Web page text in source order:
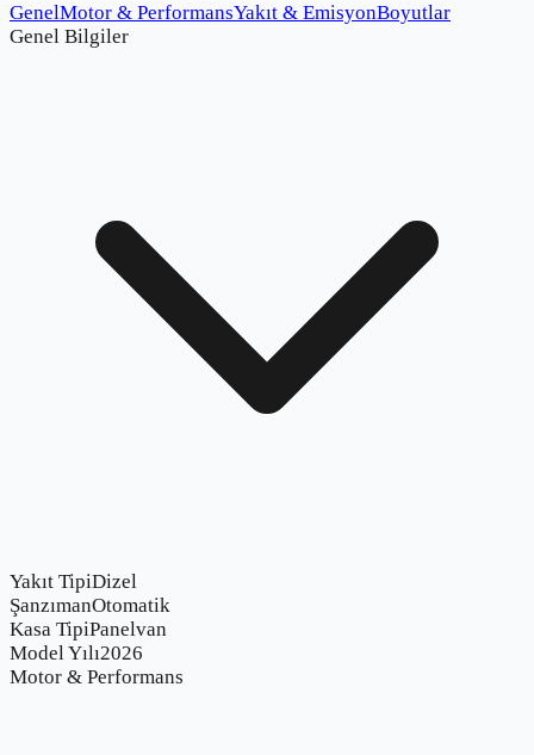
GenelMotor & PerformansYakıt & EmisyonBoyutlar
Genel Bilgiler
Yakıt TipiDizel
ŞanzımanOtomatik
Kasa TipiPanelvan
Model Yılı2026
Motor & Performans